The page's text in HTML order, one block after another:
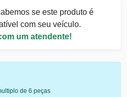
se este produto é
com seu veículo.
um atendente!
de 6 peças